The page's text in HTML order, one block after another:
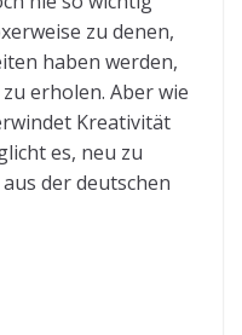
zu denen,
haben werden,
erholen. Aber wie
Kreativität
es, neu zu
der deutschen